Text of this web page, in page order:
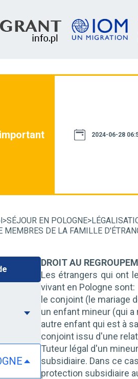
2024-06-28
>SÉJOUR EN POLOGNE>
MEMBRES DE LA FAMILLE
DROIT AU
Les étrangers qui ont
vivant en Pologne sont:
le conjoint (le mariage
un enfant mineur (qui
autre enfant qui est à
conjoint issu d'une
Tuteur légal d'un
subsidiaire. Dans ce
protection subsidiaire